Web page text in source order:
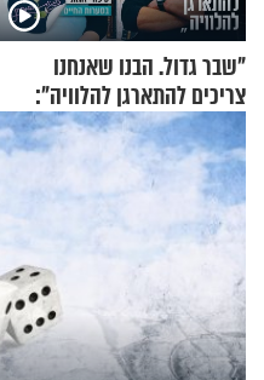
"שבר גדול. הבנו שאנחנו
צריכים להתארגן להלוויה":
זוגיות במבחן, הפעם עם מרים
וגד דנינו